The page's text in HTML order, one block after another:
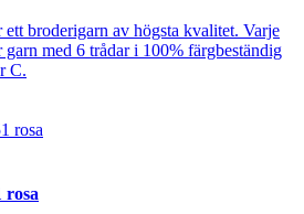
broderigarn av högsta kvalitet. Varje
med 6 trådar i 100% färgbeständig
C.
rosa